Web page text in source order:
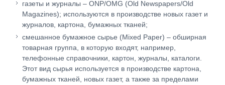
газеты и журналы – ONP/OMG (Old Newspapers/Old
Magazines); используются в производстве новых газет и
журналов, картона, бумажных тканей;
смешанное бумажное сырье (Mixed Paper) – обширная
товарная группа, в которую входят, например,
телефонные справочники, картон, журналы, каталоги.
Этот вид сырья используется в производстве картона,
бумажных тканей, новых газет, а также за пределами